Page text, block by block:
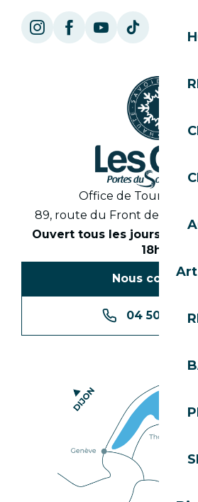
Office de Tourisme
89, route du Front de Neige
Ouvert tous les jours en
18h30
Nous
04 50 74